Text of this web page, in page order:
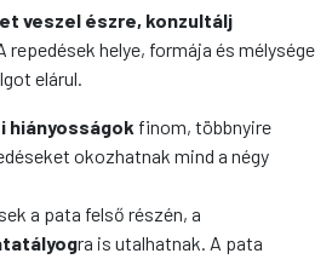
veszel észre, konzultálj
repedések helye, formája és mélysége
elárul.
hiányosságok finom, többnyire
okozhatnak mind a négy
a pata felső részén, a
ra is utalhatnak. A pata